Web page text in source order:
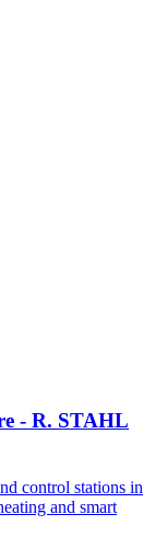
- R. STAHL
control stations in
and smart